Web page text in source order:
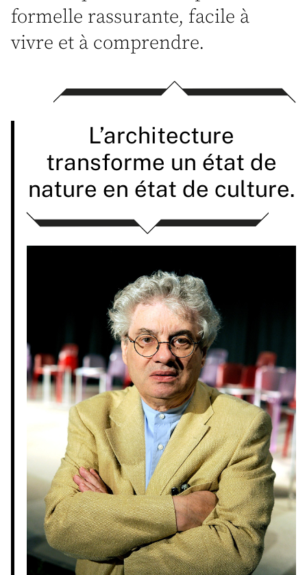
formelle rassurante, facile à
vivre et à comprendre.
L’architecture
transforme un état de
nature en état de culture.